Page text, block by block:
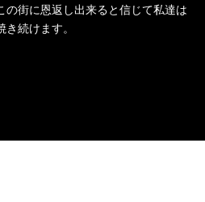
の街に恩返し出来ると信じて私達は
続けます。